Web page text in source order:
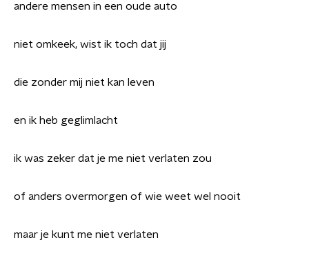
andere mensen in een oude auto
niet omkeek, wist ik toch dat jij
die zonder mij niet kan leven
en ik heb geglimlacht
ik was zeker dat je me niet verlaten zou
of anders overmorgen of wie weet wel nooit
maar je kunt me niet verlaten